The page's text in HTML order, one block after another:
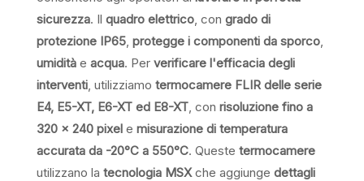
sicurezza. Il quadro elettrico, con grado di
protezione IP65, protegge i componenti da sporco,
umidità e acqua. Per verificare l'efficacia degli
interventi, utilizziamo termocamere FLIR delle serie
E4, E5-XT, E6-XT ed E8-XT, con risoluzione fino a
320 x 240 pixel e misurazione di temperatura
accurata da -20°C a 550°C. Queste termocamere
utilizzano la tecnologia MSXche aggiunge dettagli